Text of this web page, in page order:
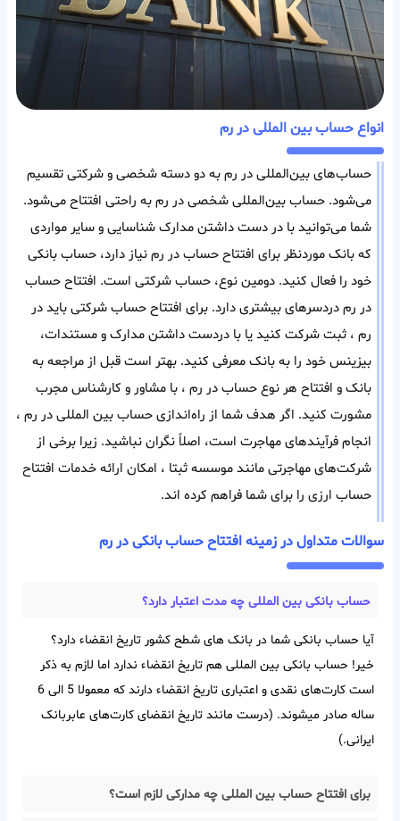
انواع حساب بین المللی در رم
حساب‌های بین‌المللی در رم به دو دسته شخصی و شرکتی تقسیم
می‌شود. حساب بین‌المللی شخصی در رم به راحتی افتتاح می‌شود.
شما می‌توانید با در دست داشتن مدارک شناسایی و سایر مواردی
که بانک مورد‌نظر برای افتتاح حساب در رم نیاز دارد، حساب بانکی
خود را فعال کنید. دومین نوع، حساب شرکتی است. افتتاح حساب
در رم دردسر‌های بیشتری دارد. برای افتتاح حساب شرکتی باید در
رم ، ثبت شرکت کنید یا با در‌دست داشتن مدارک و مستندات،
بیزینس خود را به بانک معرفی کنید. بهتر است قبل از مراجعه به
بانک و افتتاح هر‌ نوع حساب در رم ، با مشاور و کارشناس مجرب
مشورت کنید. اگر هدف شما از راه‌اندازی حساب بین المللی در رم ،
انجام فرآیند‌های مهاجرت است، اصلاً نگران نباشید. زیرا برخی از
شرکت‌های مهاجرتی مانند موسسه ثبتا ، امکان ارائه خدمات افتتاح
حساب ارزی را برای شما فراهم کرده اند.
سوالات متداول در زمینه افتتاح حساب بانکی در رم
حساب بانکی بین‌ المللی چه مدت اعتبار دارد؟
آیا حساب بانکی شما در بانک های شطح کشور تاریخ انقضاء دارد؟
خیر! حساب بانکی بین‌ المللی هم تاریخ انقضاء ندارد اما لازم به ذکر
است کارت‌های نقدی و اعتباری تاریخ انقضاء دارند که معمولا 5 الی 6
ساله صادر میشوند. (درست مانند تاریخ انقضای کارت‌های عابربانک
ایرانی.)
برای افتتاح حساب بین المللی چه مدارکی لازم است؟